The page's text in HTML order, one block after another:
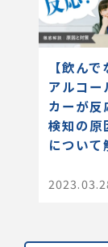
【飲ん
アルコー
カーが反
検知の原
について